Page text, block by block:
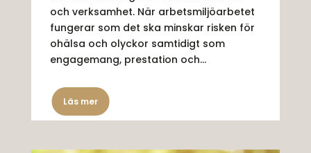
och verksamhet. När arbetsmiljöarbetet
fungerar som det ska minskar risken för
ohälsa och olyckor samtidigt som
engagemang, prestation och...
Läs mer